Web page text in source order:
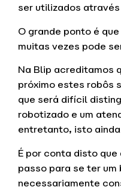
ser utilizados
O grande ponto é
muitas vezes pode
Na Blip acreditamos
próximo estes robôs
que será difícil
robotizado e um
entretanto, isto
É por conta disto
passo para se ter um
necessariamente